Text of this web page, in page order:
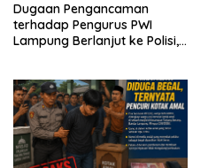
Dugaan Pengancaman
terhadap Pengurus PWI
Lampung Berlanjut ke Polisi,